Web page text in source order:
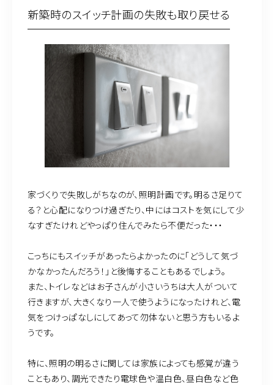
新築時のスイッチ計画の失敗も取り戻せる
家づくりで失敗しがちなのが、照明計画です。明るさ足りて
る？と心配になりつけ過ぎたり、中にはコストを気にして少
なすぎたけれどやっぱり住んでみたら不便だった・・・
こっちにもスイッチがあったらよかったのに「どうして気づ
かなかったんだろう！」と後悔することもあるでしょう。
また、トイレなどはお子さんが小さいうちは大人がついて
行きますが、大きくなり一人で使うようになったけれど、電
気をつけっぱなしにしてあって勿体ないと思う方もいるよ
うです。
特に、照明の明るさに関しては家族によっても感覚が違う
こともあり、調光できたり電球色や温白色、昼白色など色